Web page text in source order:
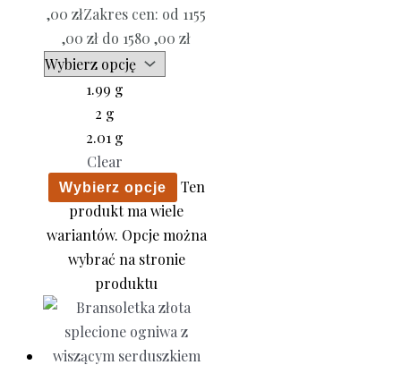
,00 złZakres cen: od 1155
,00 zł do 1580 ,00 zł
1.99 g
2 g
2.01 g
Clear
Wybierz opcje
Ten
produkt ma wiele
wariantów. Opcje można
wybrać na stronie
produktu